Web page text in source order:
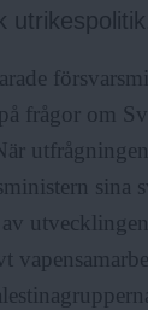
utrikespolitik.
frågor om
sina